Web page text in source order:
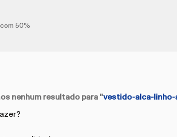
com 50%
nenhum resultado para "vestido-alca-